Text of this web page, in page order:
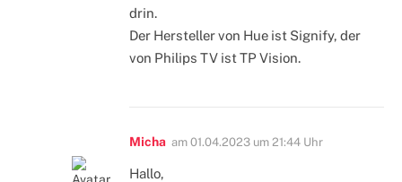
drin.
Der Hersteller von Hue ist Signify, der
von Philips TV ist TP Vision.
Micha am 01.04.2023 um 21:44 Uhr
Hallo,